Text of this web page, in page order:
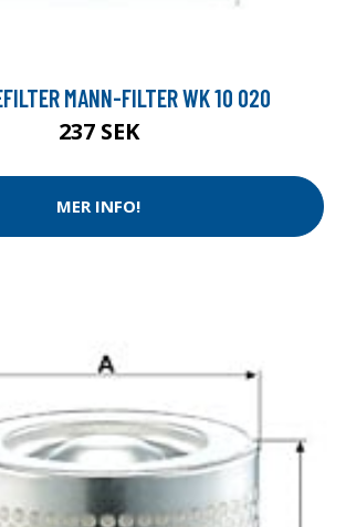
MANN-FILTER WK 10 020
237 SEK
MER INFO!